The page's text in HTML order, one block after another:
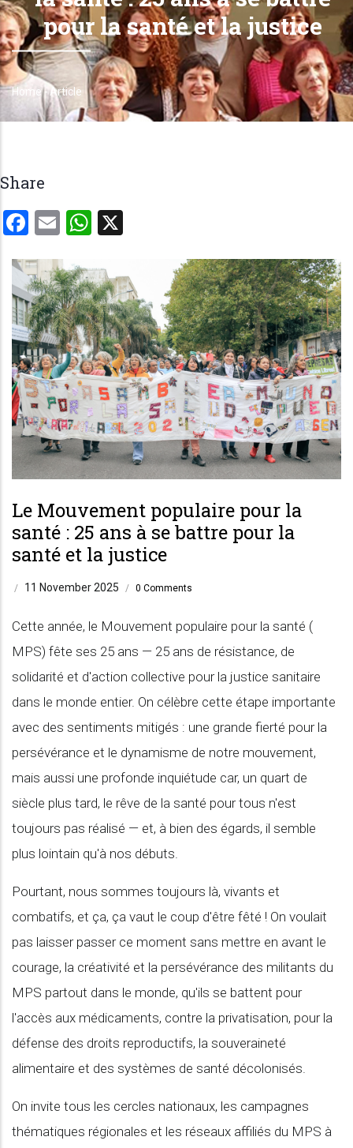
pour la santé et la justice
Breadcrumb
Home -Article
Share
Facebook
EmailWhatsApp
Le Mouvement populaire pour la
santé : 25 ans à se battre pour la
santé et la justice
/ 11 November 2025 / 0 Comments
Cette année, le Mouvement populaire pour la santé (
MPS) fête ses 25 ans — 25 ans de résistance, de
solidarité et d'action collective pour la justice sanitaire
dans le monde entier. On célèbre cette étape importante
avec des sentiments mitigés : une grande fierté pour la
persévérance et le dynamisme de notre mouvement,
mais aussi une profonde inquiétude car, un quart de
siècle plus tard, le rêve de la santé pour tous n'est
toujours pas réalisé — et, à bien des égards, il semble
plus lointain qu'à nos débuts.
Pourtant, nous sommes toujours là, vivants et
combatifs, et ça, ça vaut le coup d'être fêté ! On voulait
pas laisser passer ce moment sans mettre en avant le
courage, la créativité et la persévérance des militants du
MPS partout dans le monde, qu'ils se battent pour
l'accès aux médicaments, contre la privatisation, pour la
défense des droits reproductifs, la souveraineté
alimentaire et des systèmes de santé décolonisés.
On invite tous les cercles nationaux, les campagnes
thématiques régionales et les réseaux affiliés du MPS à